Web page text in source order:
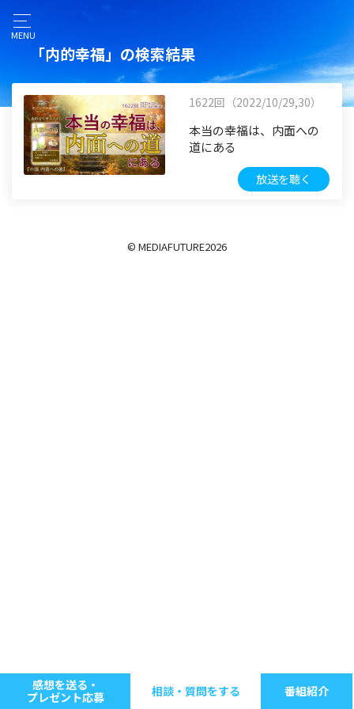
MENU
「内的幸福」の検索結果
1622回（2022/10/29,30）
本当の幸福は、内面への
道にある
放送を聴く
© MEDIAFUTURE2026
感想を送る・
プレゼント応募
相談・質問をする 番組紹介